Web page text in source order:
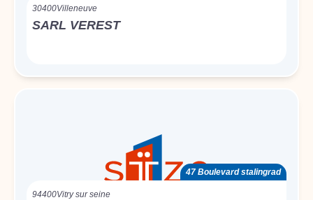
30400Villeneuve
SARL VEREST
47 Boulevard stalingrad
94400Vitry sur seine